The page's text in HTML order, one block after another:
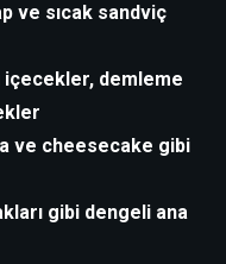
ve sıcak sandviç
içecekler, demleme
ve cheesecake gibi
gibi dengeli ana